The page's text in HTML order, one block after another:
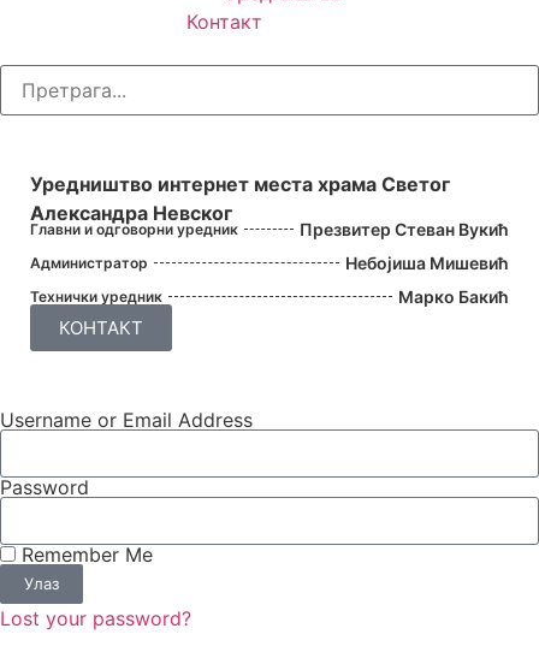
Контакт
Уредништво интернет места храма Светог
Александра Невског
Главни и одговорни уредник Презвитер Стеван Вукић
Администратор Небојиша Мишевић
Технички уредник Марко Бакић
КОНТАКТ
Username or Email Address
Password
Remember Me
Улаз
Lost your password?